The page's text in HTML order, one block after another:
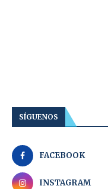
SÍGUENOS
FACEBOOK
INSTAGRAM